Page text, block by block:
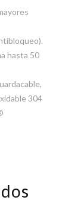
hasta 50
304